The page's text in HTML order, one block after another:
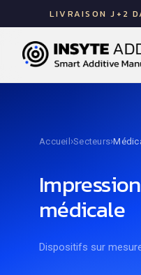
LIVRAISON J+2
Accueil›Secteurs›
médicale
Dispositifs sur